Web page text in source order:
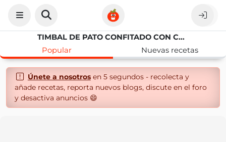
TIMBAL DE PATO CONFITADO CON COUS COUS
Popular
Nuevas recetas
Únete a nosotrosen 5 segundos - recolecta y
añade recetas, reporta nuevos blogs, discute en el foro
y desactiva anuncios 😄